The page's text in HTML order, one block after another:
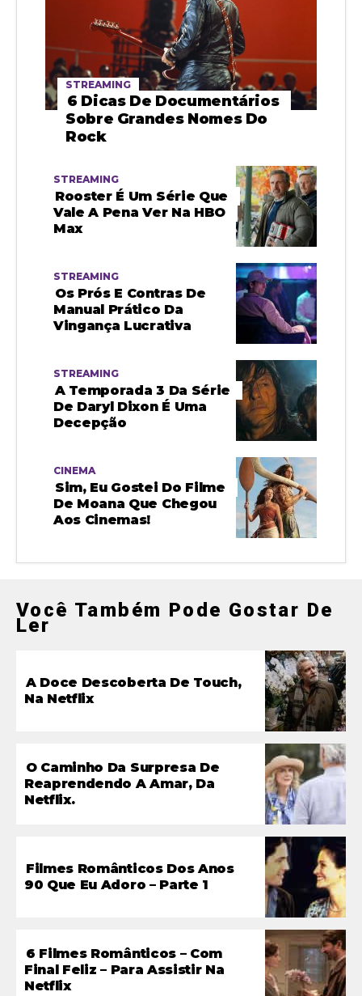
STREAMING
6 Dicas De Documentários
Sobre Grandes Nomes Do
Rock
STREAMING
Rooster É Um Série Que
Vale A Pena Ver Na HBO
Max
STREAMING
Os Prós E Contras De
Manual Prático Da
Vingança Lucrativa
STREAMING
A Temporada 3 Da Série
De Daryl Dixon É Uma
Decepção
CINEMA
Sim, Eu Gostei Do Filme
De Moana Que Chegou
Aos Cinemas!
Você Também Pode Gostar De
Ler
A Doce Descoberta De Touch,
Na Netflix
O Caminho Da Surpresa De
Reaprendendo A Amar, Da
Netflix.
Filmes Românticos Dos Anos
90 Que Eu Adoro – Parte 1
6 Filmes Românticos – Com
Final Feliz – Para Assistir Na
Netflix